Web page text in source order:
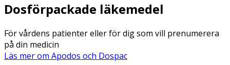
Dosförpackade läkemedel
För vårdens patienter eller för dig som vill prenumerera
på din medicin
Läs mer om Apodos och Dospac